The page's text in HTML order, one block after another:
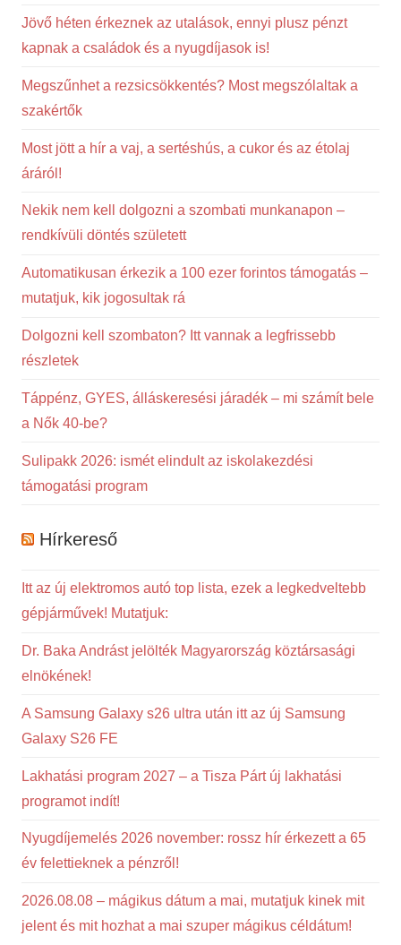
Jövő héten érkeznek az utalások, ennyi plusz pénzt
kapnak a családok és a nyugdíjasok is!
Megszűnhet a rezsicsökkentés? Most megszólaltak a
szakértők
Most jött a hír a vaj, a sertéshús, a cukor és az étolaj
áráról!
Nekik nem kell dolgozni a szombati munkanapon –
rendkívüli döntés született
Automatikusan érkezik a 100 ezer forintos támogatás –
mutatjuk, kik jogosultak rá
Dolgozni kell szombaton? Itt vannak a legfrissebb
részletek
Táppénz, GYES, álláskeresési járadék – mi számít bele
a Nők 40-be?
Sulipakk 2026: ismét elindult az iskolakezdési
támogatási program
Hírkereső
Itt az új elektromos autó top lista, ezek a legkedveltebb
gépjárművek! Mutatjuk:
Dr. Baka Andrást jelölték Magyarország köztársasági
elnökének!
A Samsung Galaxy s26 ultra után itt az új Samsung
Galaxy S26 FE
Lakhatási program 2027 – a Tisza Párt új lakhatási
programot indít!
Nyugdíjemelés 2026 november: rossz hír érkezett a 65
év felettieknek a pénzről!
2026.08.08 – mágikus dátum a mai, mutatjuk kinek mit
jelent és mit hozhat a mai szuper mágikus céldátum!